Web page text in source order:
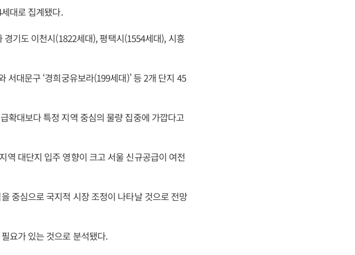
대로 집계됐다.
기도 이천시(1822세대), 평택시(1554세대), 시흥
서대문구 ‘경희궁유보라(199세대)’ 등 2개 단지 45
확대보다 특정 지역 중심의 물량 집중에 가깝다고
역 대단지 입주 영향이 크고 서울 신규공급이 여전
중심으로 국지적 시장 조정이 나타날 것으로 전망
요가 있는 것으로 분석됐다.